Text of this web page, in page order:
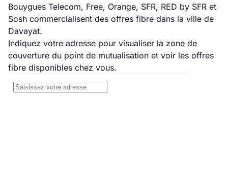
Bouygues Telecom, Free, Orange, SFR, RED by SFR et
Sosh commercialisent des offres fibre dans la ville de
Davayat.
Indiquez votre adresse pour visualiser la zone de
couverture du point de mutualisation et voir les offres
fibre disponibles chez vous.